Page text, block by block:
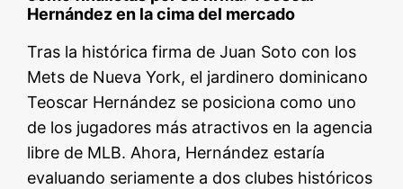
Hernández en la cima del mercado
Tras la histórica firma de Juan Soto con los
Mets de Nueva York, el jardinero dominicano
Teoscar Hernández se posiciona como uno
de los jugadores más atractivos en la agencia
libre de MLB. Ahora, Hernández estaría
evaluando seriamente a dos clubes históricos